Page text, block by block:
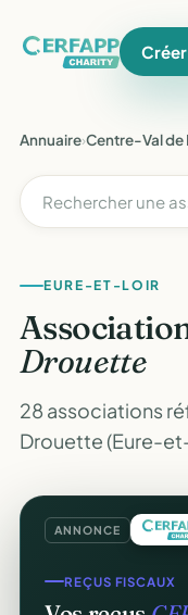
Annuaire›Centre-Val de
EURE-ET-LOIR
Drouette
28 associations
Drouette (Eure-
ANNONCE
REÇUS FISCAUX